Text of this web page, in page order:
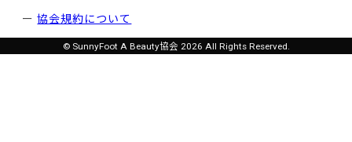
協会規約について
© SunnyFoot A Beauty協会 2026 All Rights Reserved.